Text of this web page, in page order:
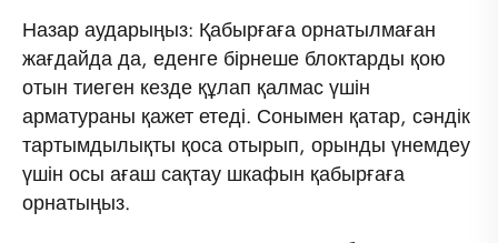
Назар аударыңыз: Қабырғаға орнатылмаған
жағдайда да, еденге бірнеше блоктарды қою
отын тиеген кезде құлап қалмас үшін
арматураны қажет етеді. Сонымен қатар, сәндік
тартымдылықты қоса отырып, орынды үнемдеу
үшін осы ағаш сақтау шкафын қабырғаға
орнатыңыз.